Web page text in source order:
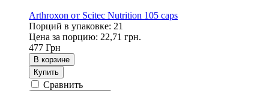
Arthroxon от Scitec Nutrition 105 caps
Порций в упаковке: 21
Цена за порцию: 22,71 грн.
477 Грн
В корзине
Купить
Сравнить